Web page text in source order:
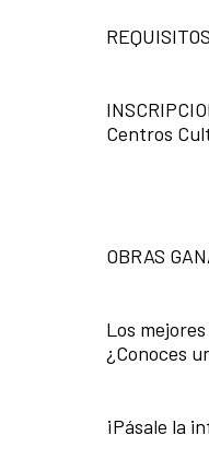
Centros
OBRAS
Los
¿Conoces
¡Pásale la